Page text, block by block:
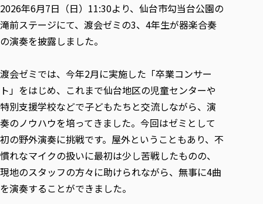
教職員募集
役員・評議員一覧
キャンパス案内
大学広報誌「TFU Newsletter 東北福祉大学通信」
初年次教育（リエゾンゼミⅠ）について
お役立ち情報（リンク集）
放射線モニタリング測定結果（国見キャンパス）
大学評価
IR情報
学校教育法施行規則第172条の2に基づく情報公開
教職課程における情報の公表
学部・学科等設置計画履行状況報告書
情報公開規程
医療経営管理学科
仏教専修科
大学院
総合福祉学研究科 社会福祉学専攻 修士課程
総合福祉学研究科 社会福祉学専攻 博士課程
総合福祉学研究科 福祉心理学専攻 修士課程
教育学研究科 教育学専攻 修士課程
通信教育部
通信教育部
通信制大学院 総合福祉学研究科 社会福祉学専攻 修士課程
通信制大学院 総合福祉学研究科 福祉心理学専攻 修士課程
カリキュラム（学部・大学院）
その他の就学機会
学びの特徴
進路・就職支援
東北福祉大学のキャリア教育
採用ご担当者様へ
採用ご担当者様へ
求人の受付について
単独学内説明会のご案内
在学生の方
資格取得報奨制度について
東北福祉大学求人・インターンシップ検索サイト（キャリタス
卒業生の方
卒業生の方
卒業後のキャリア支援体制
在学生による訪問、情報提供へのご協力のお願い
卒業生アンケート
よくあるご質問
東北福祉大学のDNA
在学生インタビュー
大学指定団体紹介
海外留学・研修
Prospective Students
学生支援センター国際交流の活動
スタッフ紹介
ニュース一覧
東北福祉大学の研究活動
東北福祉大学の研究活動
東北福祉大学の研究紹介
共同研究等をご検討の皆様へ
東北福祉大学の紀要・リポジトリ
研究紀要
教職研究
東北福祉大学教育・教職センター特別支援教育研究年報一覧
芹沢銈介美術工芸館年報
東北福祉大学機関リポジトリ
東北福祉大学オープンアクセス方針
産学・産学官連携
産学・産学官連携
「高齢者のフレイル予防及びデジタルデバイド解消に向けた産
高齢者施設特化型モジュラー車いす開発
学生参加 × 産学官連携 ～ 「行学一如」の実践
社会貢献・地域連携活動
社会貢献・地域連携活動
社会貢献への取り組み
社会貢献・地域連携活動報告書
生涯学習・社会人講座
自治体・団体等との主な協定
生涯教育・キャリア教育TOP
生涯学習・社会人講座
月例TFU実学臨床研究セミナー
特別支援教育研究室
TFU教育フォーラム
関連法人
取材について
施設利用
同窓会
Universal Passport
2026年6月7日（日）11:30より、仙台市勾当台公園の
滝前ステージにて、渡会ゼミの3、4年生が器楽合奏
の演奏を披露しました。
渡会ゼミでは、今年2月に実施した「卒業コンサー
ト」をはじめ、これまで仙台地区の児童センターや
特別支援学校などで子どもたちと交流しながら、演
奏のノウハウを培ってきました。今回はゼミとして
初の野外演奏に挑戦です。屋外ということもあり、不
慣れなマイクの扱いに最初は少し苦戦したものの、
現地のスタッフの方々に助けられながら、無事に4曲
を演奏することができました。